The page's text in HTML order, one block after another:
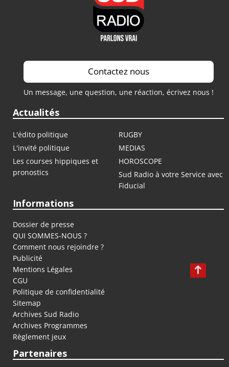
Contactez nous
Un message, une question, une réaction, écrivez nous !
Actualités
L'édito politique
RUGBY
L'invité politique
MEDIAS
Les courses hippiques et
pronostics
HOROSCOPE
Sud Radio à votre Service avec
Fiducial
Informations
Dossier de presse
QUI SOMMES-NOUS ?
Comment nous rejoindre ?
Publicité
Mentions Légales
CGU
Politique de confidentialité
Sitemap
Archives Sud Radio
Archives Programmes
Règlement jeux
Partenaires